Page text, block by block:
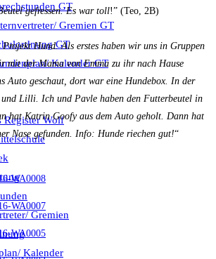
GT
Gremien GT
GT
Kalender GT
Register Wolf
Gremien
Kalender
gefressen. Es war toll!” (Teo, 2B)
Hund. Als erstes haben wir uns in Gruppen
mit der Mama von Emma zu ihr nach Hause
Auto geschaut, dort war eine Hundebox. In der
und Lilli. Ich und Pavle haben den Futterbeutel in
hat Katrin Goofy aus dem Auto geholt. Dann hat
Nase gefunden. Info: Hunde riechen gut!“